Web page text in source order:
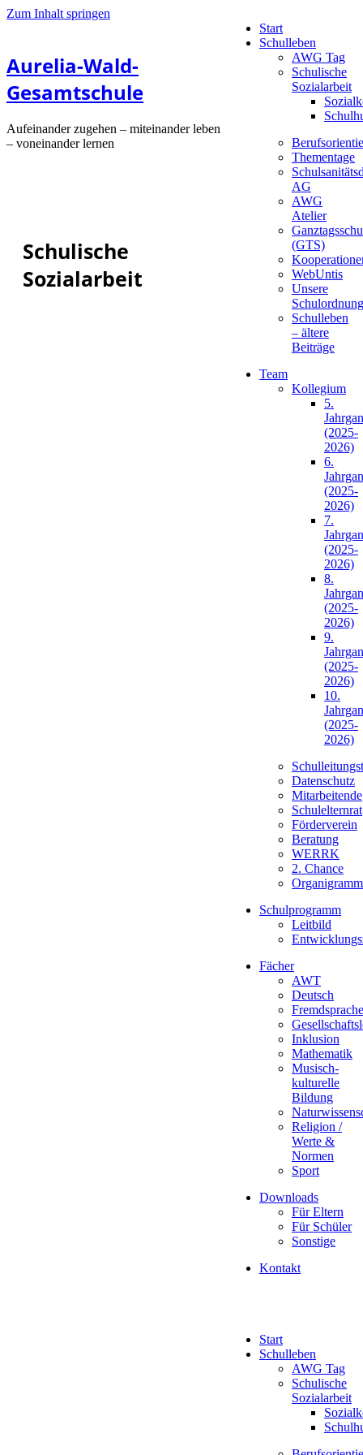
Zum Inhalt springen
Start
Schulleben
AWG Tag
Schulische
Sozialarbeit
Thementage
AG
AWG
Atelier
(GTS)
WebUntis
Unsere
Schulordnung
Schulleben
– ältere
Beiträge
Team
Kollegium
5.
(2025-
2026)
6.
(2025-
2026)
7.
(2025-
2026)
8.
(2025-
2026)
9.
(2025-
2026)
10.
(2025-
2026)
Datenschutz
Mitarbeitende
Schulelternrat
Förderverein
Beratung
WERRK
2. Chance
Organigramm
Schulprogramm
Leitbild
Fächer
AWT
Deutsch
Inklusion
Mathematik
Musisch-
kulturelle
Bildung
Religion /
Werte &
Normen
Sport
Downloads
Für Eltern
Für Schüler
Sonstige
Kontakt
Start
Schulleben
AWG Tag
Schulische
Sozialarbeit
Aurelia-Wald-
Gesamtschule
Aufeinander zugehen – miteinander leben
– voneinander lernen
Schulische
Sozialarbeit